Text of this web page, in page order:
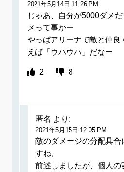
2021年5月14日 11:26 PM
じゃあ、自分が5000ダメ
メって事かー
やっぱアリーナで敵と仲良
えば「ウハウハ」だなー
2 8
匿名 より:
2021年5月15日 12:05 PM
敵のダメージの分配具合
すね。
前述しましたが、個人の